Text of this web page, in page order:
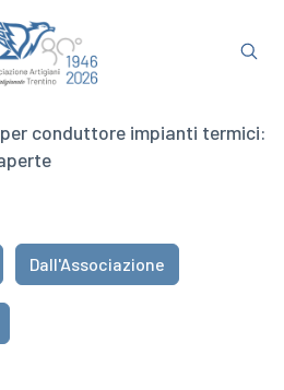
conduttore impianti termici:
Dall'Associazione